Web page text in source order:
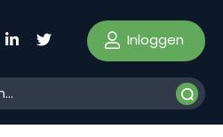
Inloggen